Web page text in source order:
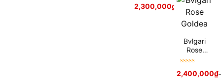
Limited
hạng5sao
2,300,000₫
Bvlgari
Rose
Goldea
hạng5sao
2,400,000₫